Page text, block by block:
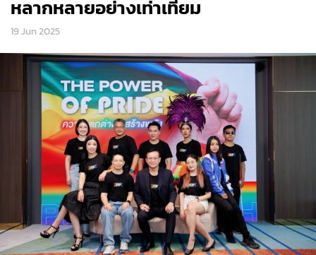
หลากหลายอย่างเท่าเทียม
19 Jun 2025